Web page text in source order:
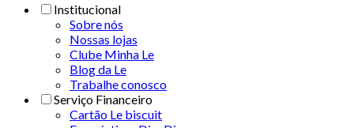
Institucional
Sobre nós
Nossas lojas
Clube Minha Le
Blog da Le
Trabalhe conosco
Serviço Financeiro
Cartão Le biscuit